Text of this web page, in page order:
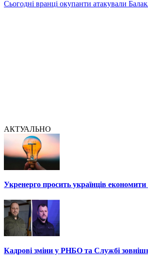
Сьогодні вранці окупанти атакували
АКТУАЛЬНО
Укренерго просить українців економити
Кадрові зміни у РНБО та Службі